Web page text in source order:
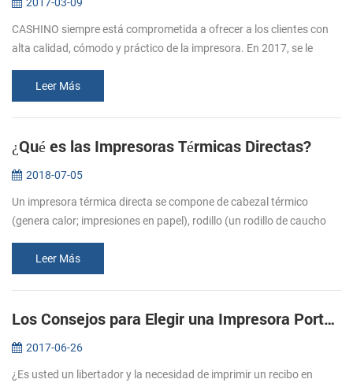
CASHINO siempre está comprometida a ofrecer a los clientes con
alta calidad, cómodo y práctico de la impresora. En 2017, se le
atención a ...
Leer Más
¿Qué es las Impresoras Térmicas Directas?
2018-07-05
Un impresora térmica directa se compone de cabezal térmico
(genera calor; impresiones en papel), rodillo (un rodillo de caucho
cabezal t...
Leer Más
Los Consejos para Elegir una Impresora Portátil de recibos
2017-06-26
¿Es usted un libertador y la necesidad de imprimir un recibo en